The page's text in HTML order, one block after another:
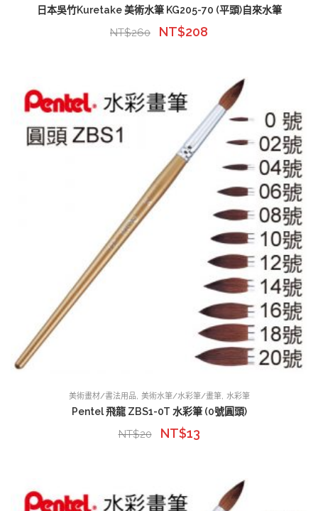
日本吳竹Kuretake 美術水筆 KG205-70 (平頭)自來水筆
NT$260 NT$208
美術畫材/書法用品 美術水筆/水彩筆/畫筆, 水彩筆
Pentel 飛龍 ZBS1-0T 水彩筆 (0號圓頭)
NT$20 NT$13